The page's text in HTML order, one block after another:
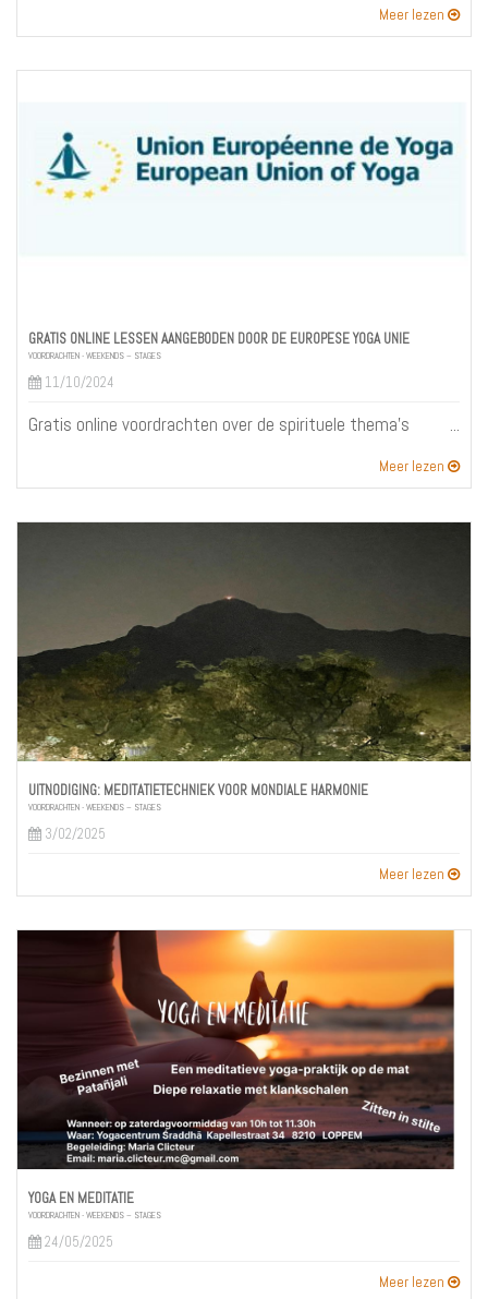
Meer lezen
GRATIS ONLINE LESSEN AANGEBODEN DOOR DE EUROPESE YOGA UNIE
VOORDRACHTEN - WEEKENDS – STAGES
11/10/2024
Gratis online voordrachten over de spirituele thema's
Meer lezen
UITNODIGING: MEDITATIETECHNIEK VOOR MONDIALE HARMONIE
VOORDRACHTEN - WEEKENDS – STAGES
3/02/2025
Meer lezen
YOGA EN MEDITATIE
VOORDRACHTEN - WEEKENDS – STAGES
24/05/2025
Meer lezen